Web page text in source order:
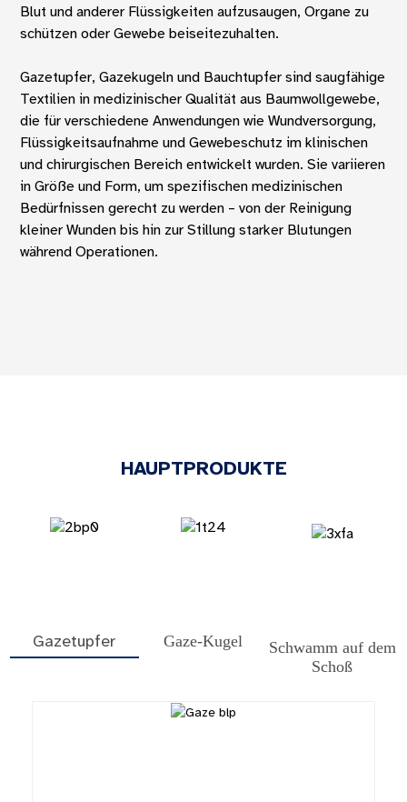
Blut und anderer Flüssigkeiten aufzusaugen, Organe zu
schützen oder Gewebe beiseitezuhalten.
Gazetupfer, Gazekugeln und Bauchtupfer sind saugfähige
Textilien in medizinischer Qualität aus Baumwollgewebe,
die für verschiedene Anwendungen wie Wundversorgung,
Flüssigkeitsaufnahme und Gewebeschutz im klinischen
und chirurgischen Bereich entwickelt wurden. Sie variieren
in Größe und Form, um spezifischen medizinischen
Bedürfnissen gerecht zu werden – von der Reinigung
kleiner Wunden bis hin zur Stillung starker Blutungen
während Operationen.
HAUPTPRODUKTE
Gazetupfer Gaze-Kugel
Schwamm auf dem
Schoß